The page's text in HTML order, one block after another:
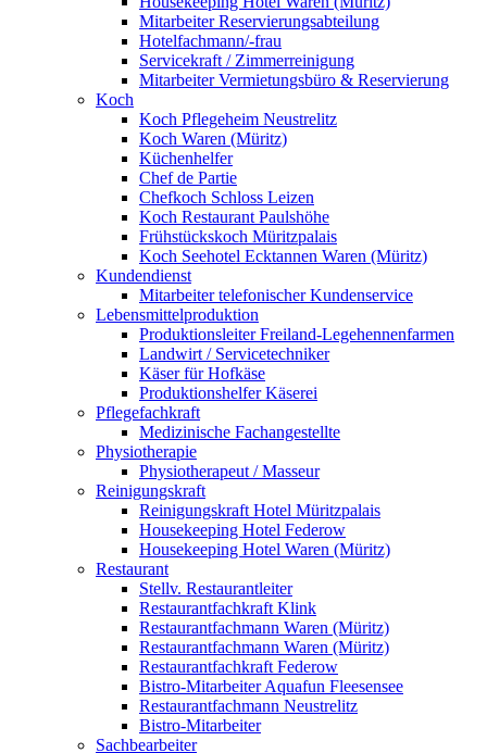
Mitarbeiter Reservierungsabteilung
Hotelfachmann/-frau
Servicekraft / Zimmerreinigung
Mitarbeiter Vermietungsbüro & Reservierung
Koch
Koch Pflegeheim Neustrelitz
Koch Waren (Müritz)
Küchenhelfer
Chef de Partie
Chefkoch Schloss Leizen
Koch Restaurant Paulshöhe
Frühstückskoch Müritzpalais
Koch Seehotel Ecktannen Waren (Müritz)
Kundendienst
Mitarbeiter telefonischer Kundenservice
Lebensmittelproduktion
Produktionsleiter Freiland-Legehennenfarmen
Landwirt / Servicetechniker
Käser für Hofkäse
Produktionshelfer Käserei
Pflegefachkraft
Medizinische Fachangestellte
Physiotherapie
Physiotherapeut / Masseur
Reinigungskraft
Reinigungskraft Hotel Müritzpalais
Housekeeping Hotel Federow
Housekeeping Hotel Waren (Müritz)
Restaurant
Stellv. Restaurantleiter
Restaurantfachkraft Klink
Restaurantfachmann Waren (Müritz)
Restaurantfachmann Waren (Müritz)
Restaurantfachkraft Federow
Bistro-Mitarbeiter Aquafun Fleesensee
Restaurantfachmann Neustrelitz
Bistro-Mitarbeiter
Sachbearbeiter